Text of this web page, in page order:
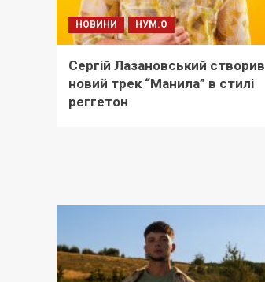
НОВИНИ НУМ.О
Сергій Лазановський створив
новий трек “Манила” в стилі
реггетон